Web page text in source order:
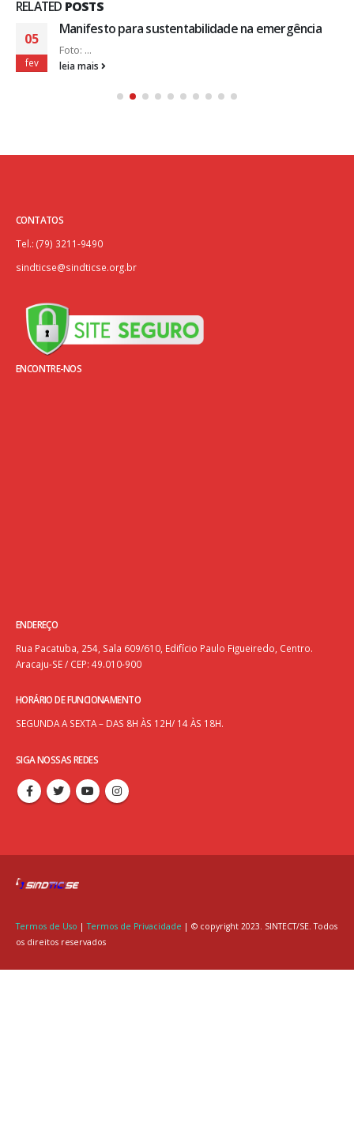
RELATED POSTS
05
fev
Manifesto para sustentabilidade na emergência
Foto: ...
leia mais
CONTATOS
Tel.: (79) 3211-9490
sindticse@sindticse.org.br
ENCONTRE-NOS
ENDEREÇO
Rua Pacatuba, 254, Sala 609/610, Edifício Paulo Figueiredo, Centro.
Aracaju-SE / CEP: 49.010-900
HORÁRIO DE FUNCIONAMENTO
SEGUNDA A SEXTA – DAS 8H ÀS 12H/ 14 ÀS 18H.
SIGA NOSSAS REDES
Termos de Uso |Termos de Privacidade | © copyright 2023. SINTECT/SE. Todos
os direitos reservados